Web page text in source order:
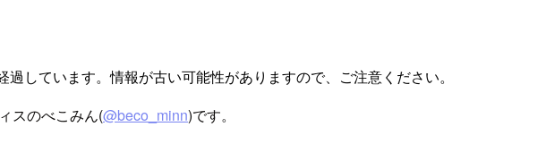
しています。情報が古い可能性がありますので、ご注意ください。
スのべこみん(@beco_minn)です。